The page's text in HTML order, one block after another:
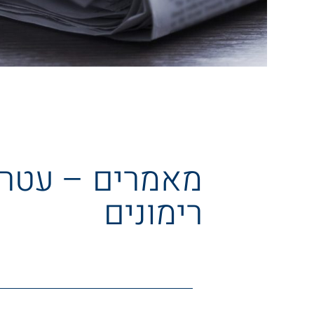
מאמרים –
רימונים